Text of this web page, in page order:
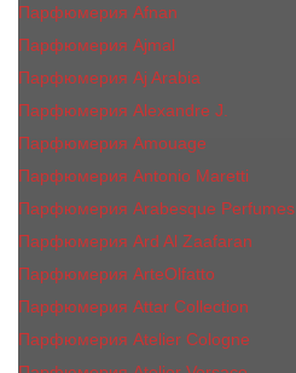
Парфюмерия Afnan
Парфюмерия Ajmal
Парфюмерия Aj Arabia
Парфюмерия Alexandre J.
Парфюмерия Amouage
Парфюмерия Antonio Maretti
Парфюмерия Arabesque Perfumes
Парфюмерия Ard Al Zaafaran
Парфюмерия ArteOlfatto
Парфюмерия Attar Collection
Парфюмерия Atelier Cologne